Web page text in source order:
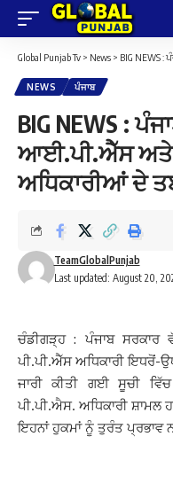
Global Punjab Tv > News > BIG NEWS :
NEWS ਪੰਜਾਬ
BIG NEWS :
ਆਈ.ਪੀ.ਐੱਸ ਅਤੇ
ਅਧਿਕਾਰੀਆਂ ਦੇ
Last updated: August 20,
TeamGlobalPunjab
ਚੰਡੀਗੜ੍ਹ : ਪੰਜਾਬ
ਪੀ.ਪੀ.ਐੱਸ ਅਧਿਕਾਰੀ ਇਧਰੋਂ-
ਜਾਰੀ ਕੀਤੀ ਗਈ ਸੂਚੀ
ਪੀ.ਪੀ.ਐਸ. ਅਧਿਕਾਰੀ ਸ਼ਾਮਲ
ਇਹਨਾਂ ਹੁਕਮਾਂ ਨੂੰ ਤੁਰੰਤ ਪ੍ਰਭਾਵ